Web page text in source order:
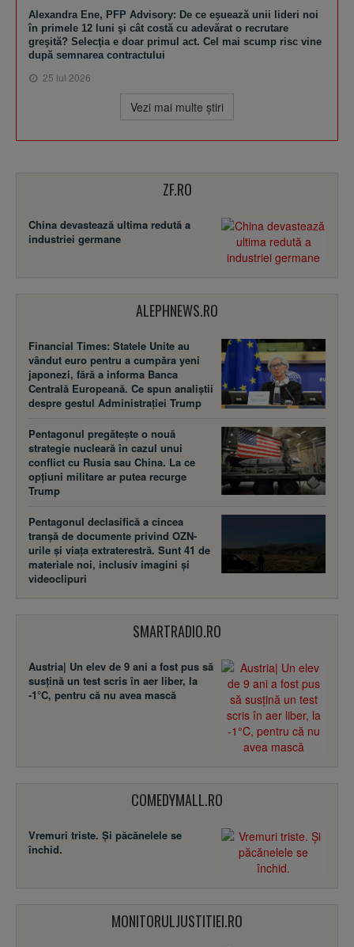
Alexandra Ene, PFP Advisory: De ce eşuează unii lideri noi
în primele 12 luni şi cât costă cu adevărat o recrutare
greşită? Selecţia e doar primul act. Cel mai scump risc vine
după semnarea contractului
25 iul 2026
Vezi mai multe ştiri
ZF.RO
China devastează ultima redută a
industriei germane
ALEPHNEWS.RO
Financial Times: Statele Unite au
vândut euro pentru a cumpăra yeni
japonezi, fără a informa Banca
Centrală Europeană. Ce spun analiștii
despre gestul Administrației Trump
Pentagonul pregătește o nouă
strategie nucleară în cazul unui
conflict cu Rusia sau China. La ce
opțiuni militare ar putea recurge
Trump
Pentagonul declasifică a cincea
tranșă de documente privind OZN-
urile și viața extraterestră. Sunt 41 de
materiale noi, inclusiv imagini și
videoclipuri
SMARTRADIO.RO
Austria| Un elev de 9 ani a fost pus să
susţină un test scris în aer liber, la
-1°C, pentru că nu avea mască
COMEDYMALL.RO
Vremuri triste. Şi păcănelele se
închid.
MONITORULJUSTITIEI.RO